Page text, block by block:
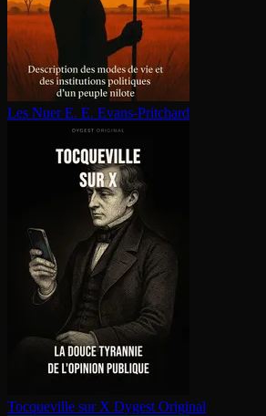
Les Nuer E. E. Evans-Pritchard
Tocqueville sur X Dygest Original